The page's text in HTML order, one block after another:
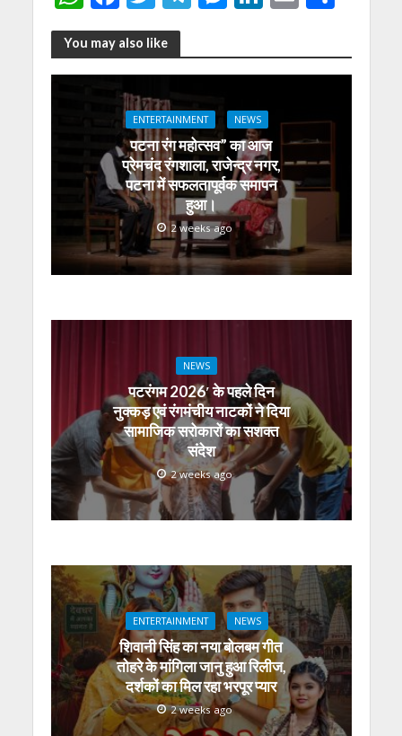
h
at
s
p
ac
e
b
o
o
k
w
itt
er
e
gr
a
m
ss
e
n
g
er
k
e
dI
n
ai
l
ar
e
You may also like
ENTERTAINMENT NEWS
पटना रंग महोत्सव” का आज
प्रेमचंद रंगशाला, राजेन्द्र नगर,
पटना में सफलतापूर्वक समापन
हुआ।
2 weeks ago
NEWS
पटरंगम 2026′ के पहले दिन
नुक्कड़ एवं रंगमंचीय नाटकों ने दिया
सामाजिक सरोकारों का सशक्त
संदेश
2 weeks ago
ENTERTAINMENT NEWS
शिवानी सिंह का नया बोलबम गीत
तोहरे के मांगिला जानु हुआ रिलीज,
दर्शकों का मिल रहा भरपूर प्यार
2 weeks ago